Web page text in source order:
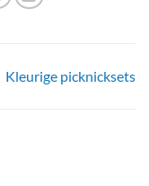
Kleurige picknicksets